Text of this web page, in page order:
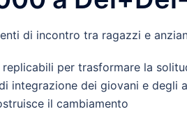
di incontro tra ragazzi e
per trasformare la
integrazione dei giovani e degli
il cambiamento